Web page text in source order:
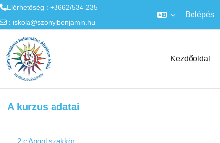
Elérhetőség : +3662/534-235
: iskola@szonyibenjamin.hu
Belépés
Kezdőoldal
A kurzus adatai
2.c Angol szakkör